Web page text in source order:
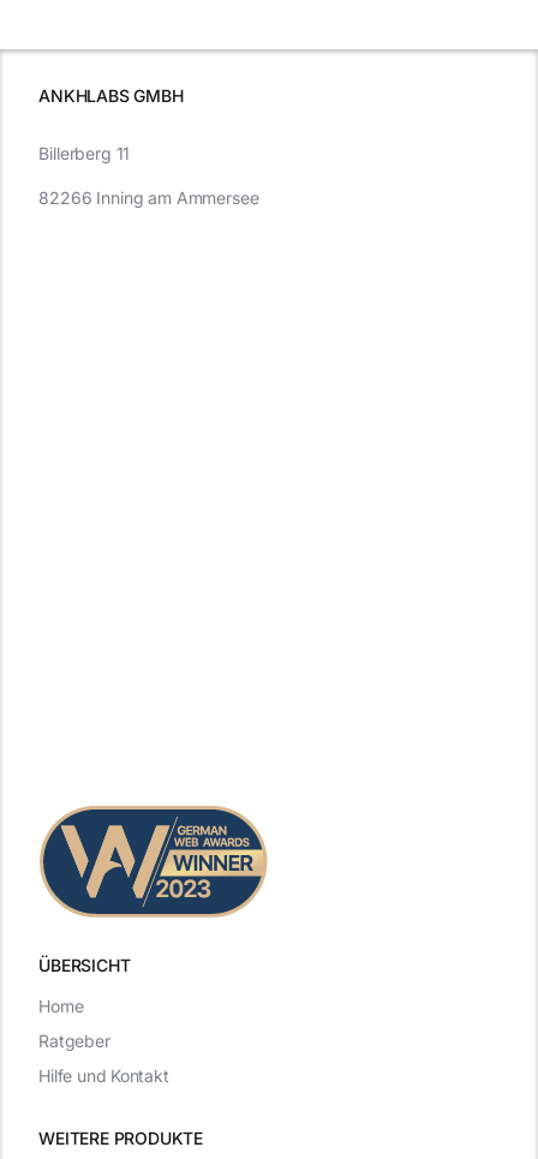
müssen
ANKHLABS GMBH
ÜBERSICHT
WEITERE PRODUKTE
Billerberg 11
82266 Inning am Ammersee
Home
Ratgeber
Hilfe und Kontakt